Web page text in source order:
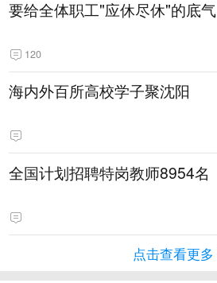
要给全体职工"应休尽休"的底气
120
海内外百所高校学子聚沈阳
全国计划招聘特岗教师8954名
点击查看更多